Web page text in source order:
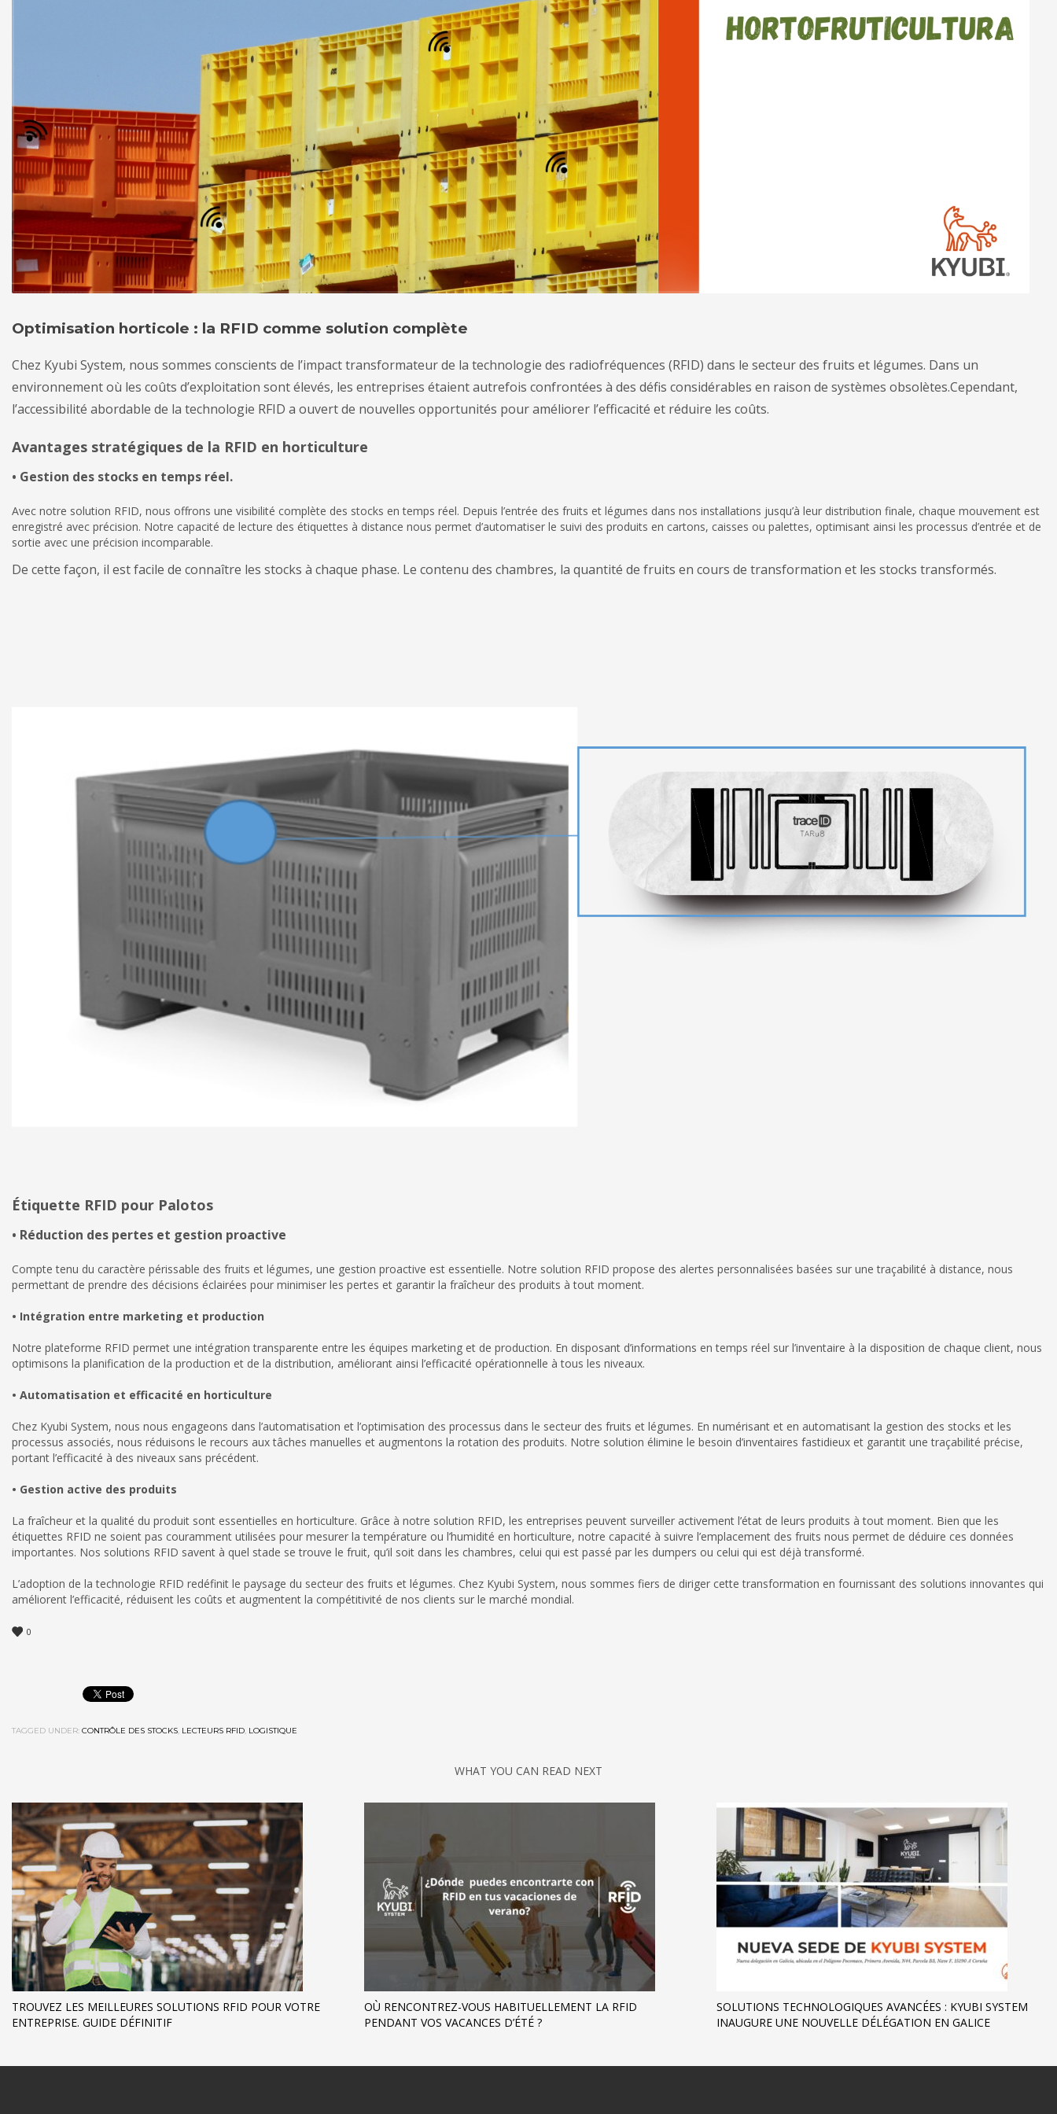
Optimisation horticole : la RFID comme solution complète
Chez Kyubi System, nous sommes conscients de l’impact transformateur de la technologie des radiofréquences (RFID) dans le secteur des fruits et légumes. Dans un
environnement où les coûts d’exploitation sont élevés, les entreprises étaient autrefois confrontées à des défis considérables en raison de systèmes obsolètes.Cependant,
l’accessibilité abordable de la technologie RFID a ouvert de nouvelles opportunités pour améliorer l’efficacité et réduire les coûts.
Avantages stratégiques de la RFID en horticulture
• Gestion des stocks en temps réel.
Avec notre solution RFID, nous offrons une visibilité complète des stocks en temps réel. Depuis l’entrée des fruits et légumes dans nos installations jusqu’à leur distribution finale, chaque mouvement est
enregistré avec précision. Notre capacité de lecture des étiquettes à distance nous permet d’automatiser le suivi des produits en cartons, caisses ou palettes, optimisant ainsi les processus d’entrée et de
sortie avec une précision incomparable.
De cette façon, il est facile de connaître les stocks à chaque phase. Le contenu des chambres, la quantité de fruits en cours de transformation et les stocks transformés.
Étiquette RFID pour Palotos
• Réduction des pertes et gestion proactive
Compte tenu du caractère périssable des fruits et légumes, une gestion proactive est essentielle. Notre solution RFID propose des alertes personnalisées basées sur une traçabilité à distance, nous
permettant de prendre des décisions éclairées pour minimiser les pertes et garantir la fraîcheur des produits à tout moment.
• Intégration entre marketing et production
Notre plateforme RFID permet une intégration transparente entre les équipes marketing et de production. En disposant d’informations en temps réel sur l’inventaire à la disposition de chaque client, nous
optimisons la planification de la production et de la distribution, améliorant ainsi l’efficacité opérationnelle à tous les niveaux.
• Automatisation et efficacité en horticulture
Chez Kyubi System, nous nous engageons dans l’automatisation et l’optimisation des processus dans le secteur des fruits et légumes. En numérisant et en automatisant la gestion des stocks et les
processus associés, nous réduisons le recours aux tâches manuelles et augmentons la rotation des produits. Notre solution élimine le besoin d’inventaires fastidieux et garantit une traçabilité précise,
portant l’efficacité à des niveaux sans précédent.
• Gestion active des produits
La fraîcheur et la qualité du produit sont essentielles en horticulture. Grâce à notre solution RFID, les entreprises peuvent surveiller activement l’état de leurs produits à tout moment. Bien que les
étiquettes RFID ne soient pas couramment utilisées pour mesurer la température ou l’humidité en horticulture, notre capacité à suivre l’emplacement des fruits nous permet de déduire ces données
importantes. Nos solutions RFID savent à quel stade se trouve le fruit, qu’il soit dans les chambres, celui qui est passé par les dumpers ou celui qui est déjà transformé.
L’adoption de la technologie RFID redéfinit le paysage du secteur des fruits et légumes. Chez Kyubi System, nous sommes fiers de diriger cette transformation en fournissant des solutions innovantes qui
améliorent l’efficacité, réduisent les coûts et augmentent la compétitivité de nos clients sur le marché mondial.
0
TAGGED UNDER: CONTRÔLE DES STOCKS, LECTEURS RFID, LOGISTIQUE
WHAT YOU CAN READ NEXT
TROUVEZ LES MEILLEURES SOLUTIONS RFID POUR VOTRE
ENTREPRISE. GUIDE DÉFINITIF
OÙ RENCONTREZ-VOUS HABITUELLEMENT LA RFID
PENDANT VOS VACANCES D’ÉTÉ ?
SOLUTIONS TECHNOLOGIQUES AVANCÉES : KYUBI SYSTEM
INAUGURE UNE NOUVELLE DÉLÉGATION EN GALICE